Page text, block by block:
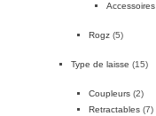
Accessoires
Rogz (5)
Type de laisse (15)
Coupleurs (2)
Retractables (7)